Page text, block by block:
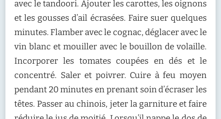
avec le tandoori. Ajouter les carottes, les oignons
et les gousses d’ail écrasées. Faire suer quelques
minutes. Flamber avec le cognac, déglacer avec le
vin blanc et mouiller avec le bouillon de volaille.
Incorporer les tomates coupées en dés et le
concentré. Saler et poivrer. Cuire à feu moyen
pendant 20 minutes en prenant soin d’écraser les
têtes. Passer au chinois, jeter la garniture et faire